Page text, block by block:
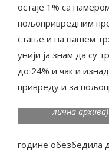
остаје 1% са
пољопривредним
стање и на нашем
унији ја знам да су
до 24% и чак и
привреду и за
Гордана Радовић,
лична архива)
године обезбедила